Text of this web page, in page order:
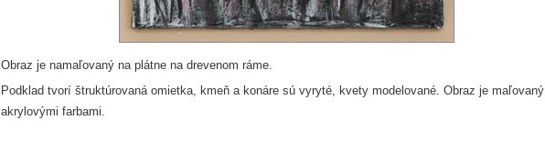
Obraz je namaľovaný na plátne na drevenom ráme.
Podklad tvorí štruktúrovaná omietka, kmeň a konáre sú vyryté, kvety modelované. Obraz je maľovaný
akrylovými farbami.